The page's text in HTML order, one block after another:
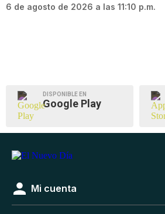
6 de agosto de 2026 a las 11:10 p.m.
DISPONIBLE EN
Google Play
Mi cuenta